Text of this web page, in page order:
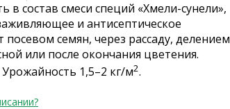
в состав смеси специй «Хмели-сунели»,
и антисептическое
семян, через рассаду, делением
или после окончания цветения.
1,5–2 кг/м2.